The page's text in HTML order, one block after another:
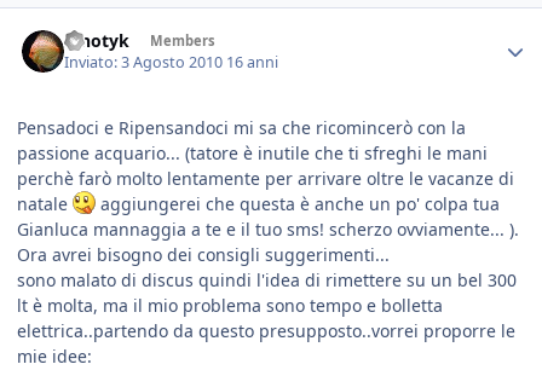
ipnotyk Members
Inviato:3 Agosto 2010 16 anni
Pensadoci e Ripensandoci mi sa che ricomincerò con la
passione acquario... (tatore è inutile che ti sfreghi le mani
perchè farò molto lentamente per arrivare oltre le vacanze di
natale
aggiungerei che questa è anche un po' colpa tua
Gianluca mannaggia a te e il tuo sms! scherzo ovviamente... ).
Ora avrei bisogno dei consigli suggerimenti...
sono malato di discus quindi l'idea di rimettere su un bel 300
lt è molta, ma il mio problema sono tempo e bolletta
elettrica..partendo da questo presupposto..vorrei proporre le
mie idee: